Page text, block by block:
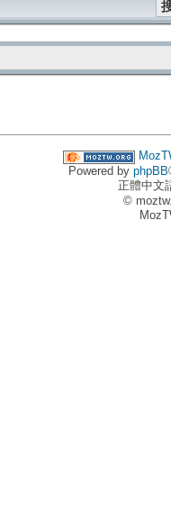
Powered by phpBB
正體中文
©